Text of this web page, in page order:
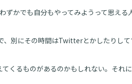
かでも自分もやってみようって思える
、別にその時間はTwitterとかしたりし
くるものがあるのかもしれない。それ